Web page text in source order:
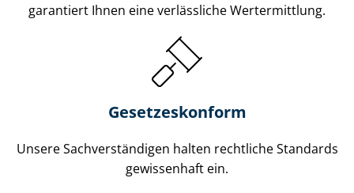
garantiert Ihnen eine verlässliche Wertermittlung.
Gesetzes­konform
Unsere Sach­ver­stän­di­gen halten rechtliche Standards
gewissenhaft ein.